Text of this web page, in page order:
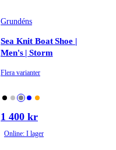
Grundéns
Sea Knit Boat Shoe |
Men's | Storm
Flera varianter
1 400 kr
Online: I lager